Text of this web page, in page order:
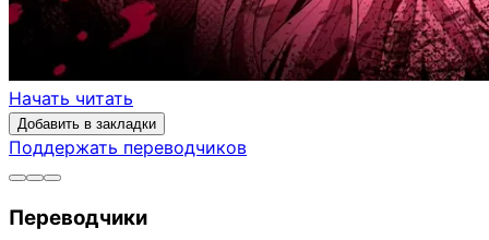
Начать читать
Добавить в закладки
Поддержать переводчиков
Переводчики